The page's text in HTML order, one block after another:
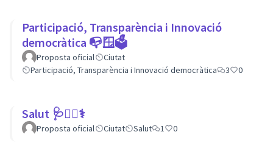
Participació, Transparència i Innovació
democràtica 📭🪟🗳
Proposta oficial
Ciutat
Participació, Transparència i Innovació democràtica
3 0
Salut 🩺👩‍⚕️⚕
Proposta oficial Ciutat Salut 1 0